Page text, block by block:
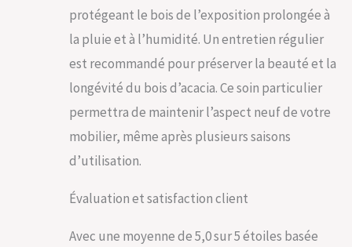
sophistication à
votre terrasse. Le
tressage fin en
polyrotin donne un
look chic et
tendance, tout en
offrant une
résistance optimale
aux intempéries. Que
ce mobilier de jardin
d'élégance à
protégeant le bois de l’exposition prolongée à
la pluie et à l’humidité. Un entretien régulier
est recommandé pour préserver la beauté et la
longévité du bois d’acacia. Ce soin particulier
permettra de maintenir l’aspect neuf de votre
mobilier, même après plusieurs saisons
d’utilisation.
Évaluation et satisfaction client
Avec une moyenne de 5,0 sur 5 étoiles basée